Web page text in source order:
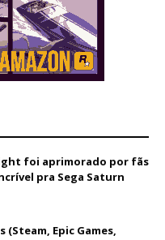
foi aprimorado por fãs
pra Sega Saturn
(Steam, Epic Games,